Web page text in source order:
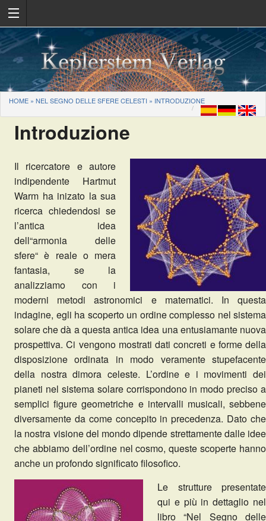
HOME » NEL SEGNO DELLE SFERE CELESTI » INTRODUZIONE
Introduzione
Il ricercatore e autore
indipendente Hartmut
Warm ha inizato la sua
ricerca chiedendosi se
l’antica idea
dell“armonia delle
sfere“ è reale o mera
fantasia, se la
analizziamo con i
moderni metodi astronomici e matematici. In questa
indagine, egli ha scoperto un ordine complesso nel sistema
solare che dà a questa antica idea una entusiamante nuova
prospettiva. Ci vengono mostrati dati concreti e forme della
disposizione ordinata in modo veramente stupefacente
della nostra dimora celeste. L’ordine e i movimenti dei
pianeti nel sistema solare corrispondono in modo preciso a
semplici figure geometriche e intervalli musicali, sebbene
diversamente da come concepito in precedenza. Dato che
la nostra visione del mondo dipende strettamente dalle idee
che abbiamo dell’ordine nel cosmo, queste scoperte hanno
anche un profondo significato filosofico.
Le strutture presentate
qui e più in dettaglio nel
libro “Nel Segno delle